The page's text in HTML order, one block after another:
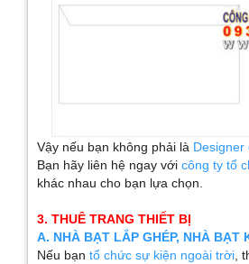
Vậy nếu bạn không phải là Designer
Bạn hãy liên hệ ngay với công ty tổ
khác nhau cho bạn lựa chọn.
3. THUÊ TRANG THIẾT BỊ
A. NHÀ BẠT LẮP GHÉP, NHÀ BẠT
Nếu bạn tổ chức sự kiện ngoài trời ,